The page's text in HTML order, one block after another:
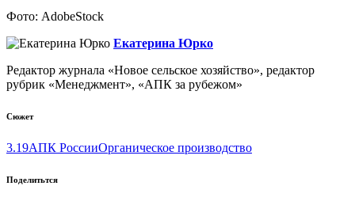
Фото: AdobeStock
Екатерина Юрко
Редактор журнала «Новое сельское хозяйство», редактор
рубрик «Менеджмент», «АПК за рубежом»
Сюжет
3.19АПК РоссииОрганическое производство
Поделитьтся